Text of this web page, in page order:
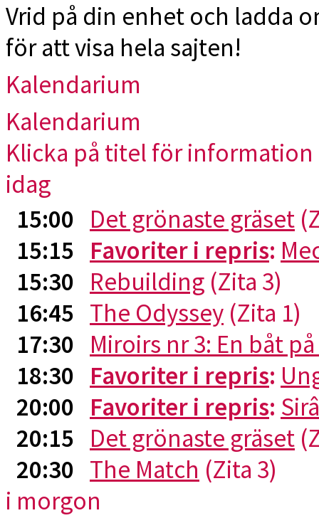
Vrid på din enhet och ladda
för att visa hela sajten!
Kalendarium
Kalendarium
Klicka på titel för
idag
15:00 Det grönaste gräset
15:15 Favoriter i repris:
15:30 Rebuilding (Zita 3)
16:45 The Odyssey (Zita 1)
17:30 Miroirs nr 3: En båt
18:30 Favoriter i repris:
20:00 Favoriter i repris:
20:15 Det grönaste gräset
20:30 The Match (Zita 3)
i morgon